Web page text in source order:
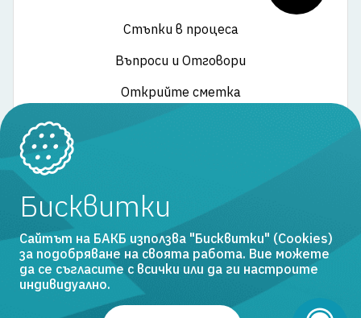
Стъпки в процеса
Въпроси и Отговори
Открийте сметка
Рамков договор за разплащателна сметка
Тарифа на банката
Българо-американска кредитна банка © 2024. Всички права
Бисквитки
Сайтът на БАКБ използва "Бисквитки" (Cookies)
за подобряване на своята работа. Вие можете
да се съгласите с всички или да ги настроите
индивидуално.